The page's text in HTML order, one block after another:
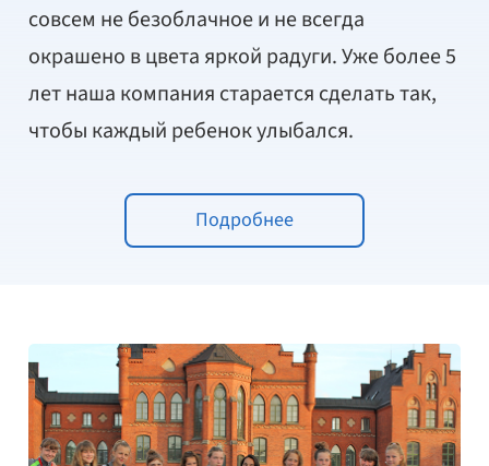
совсем не безоблачное и не всегда
окрашено в цвета яркой радуги. Уже более 5
лет наша компания старается сделать так,
чтобы каждый ребенок улыбался.
Подробнее